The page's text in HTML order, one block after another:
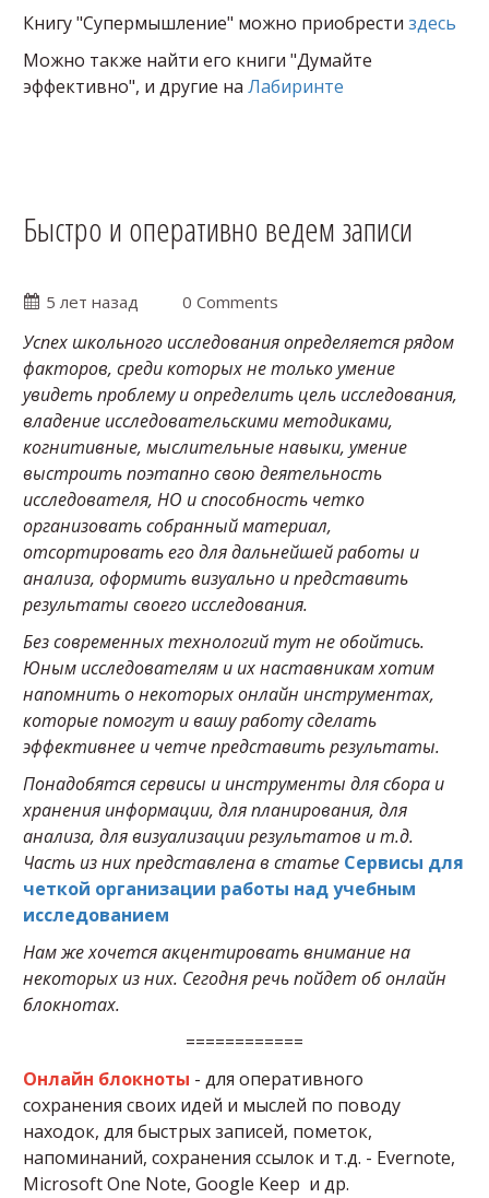
Книгу "Супермышление" можно приобрести здесь
Можно также найти его книги "Думайте
эффективно", и другие на Лабиринте
Быстро и оперативно ведем записи
5 лет назад 0 Comments
Успех школьного исследования определяется рядом
факторов, среди которых не только умение
увидеть проблему и определить цель исследования,
владение исследовательскими методиками,
когнитивные, мыслительные навыки, умение
выстроить поэтапно свою деятельность
исследователя, НО и способность четко
организовать собранный материал,
отсортировать его для дальнейшей работы и
анализа, оформить визуально и представить
результаты своего исследования.
Без современных технологий тут не обойтись.
Юным исследователям и их наставникам хотим
напомнить о некоторых онлайн инструментах,
которые помогут и вашу работу сделать
эффективнее и четче представить результаты.
Понадобятся сервисы и инструменты для сбора и
хранения информации, для планирования, для
анализа, для визуализации результатов и т.д.
Часть из них представлена в статье Сервисы для
четкой организации работы над учебным
исследованием
Нам же хочется акцентировать внимание на
некоторых из них. Сегодня речь пойдет об онлайн
блокнотах.
============
Онлайн блокноты - для оперативного
сохранения своих идей и мыслей по поводу
находок, для быстрых записей, пометок,
напоминаний, сохранения ссылок и т.д. - Evernote,
Microsoft One Note, Google Keep и др.